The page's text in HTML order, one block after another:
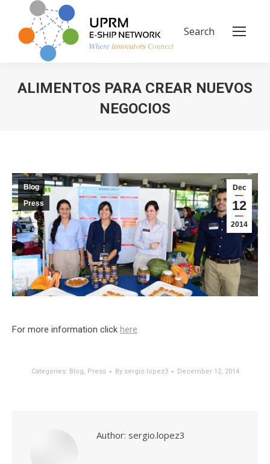
Search:
Search
ALIMENTOS PARA CREAR NUEVOS
NEGOCIOS
Dec
12
2014
Blog
Press
For more information click here
Categories: Blog, Press By sergio.lopez3 December 12, 2014
Author: sergio.lopez3